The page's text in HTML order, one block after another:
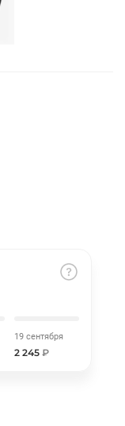
19 сентября
2 245 ₽